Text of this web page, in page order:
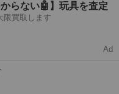
らない🤖】玩具を査定
限買取します
Ad